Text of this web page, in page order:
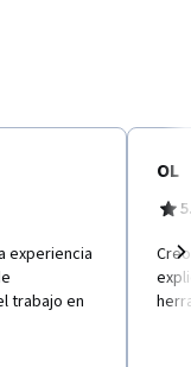
experiencia
trabajo en
OL